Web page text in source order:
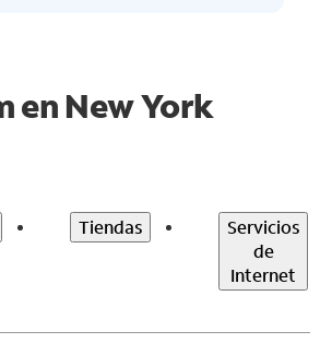
en New York
Tiendas
Servicios
de
Internet